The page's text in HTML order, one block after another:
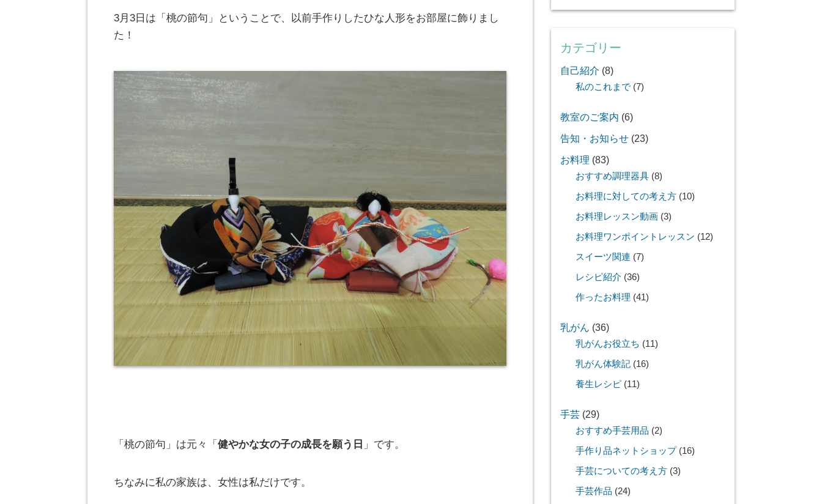
3月3日は「桃の節句」ということで、以前手作りしたひな人形をお部屋に飾りまし
た！
「桃の節句」は元々「 健やかな女の子の成長を願う日 」です。
ちなみに私の家族は、女性は私だけです。
カテゴリー
自己紹介 (8)
私のこれまで (7)
教室のご案内 (6)
告知・お知らせ (23)
お料理 (83)
おすすめ調理器具 (8)
お料理に対しての考え方 (10)
お料理レッスン動画 (3)
お料理ワンポイントレッスン (12)
スイーツ関連 (7)
レシピ紹介 (36)
作ったお料理 (41)
乳がん (36)
乳がんお役立ち (11)
乳がん体験記 (16)
養生レシピ (11)
手芸 (29)
おすすめ手芸用品 (2)
手作り品ネットショップ(16)
手芸についての考え方 (3)
手芸作品 (24)